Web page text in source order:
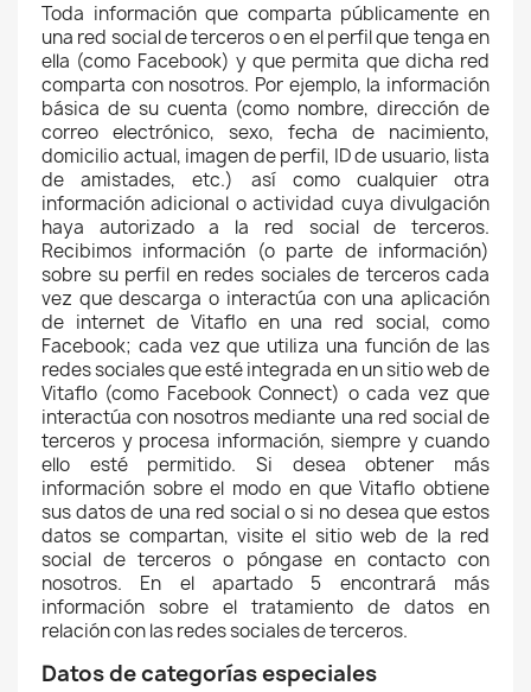
Toda información que comparta públicamente en
una red social de terceros o en el perfil que tenga en
ella (como Facebook) y que permita que dicha red
comparta con nosotros. Por ejemplo, la información
básica de su cuenta (como nombre, dirección de
correo electrónico, sexo, fecha de nacimiento,
domicilio actual, imagen de perfil, ID de usuario, lista
de amistades, etc.) así como cualquier otra
información adicional o actividad cuya divulgación
haya autorizado a la red social de terceros.
Recibimos información (o parte de información)
sobre su perfil en redes sociales de terceros cada
vez que descarga o interactúa con una aplicación
de internet de Vitaflo en una red social, como
Facebook; cada vez que utiliza una función de las
redes sociales que esté integrada en un sitio web de
Vitaflo (como Facebook Connect) o cada vez que
interactúa con nosotros mediante una red social de
terceros y procesa información, siempre y cuando
ello esté permitido. Si desea obtener más
información sobre el modo en que Vitaflo obtiene
sus datos de una red social o si no desea que estos
datos se compartan, visite el sitio web de la red
social de terceros o póngase en contacto con
nosotros. En el apartado 5 encontrará más
información sobre el tratamiento de datos en
relación con las redes sociales de terceros.
Datos de categorías especiales